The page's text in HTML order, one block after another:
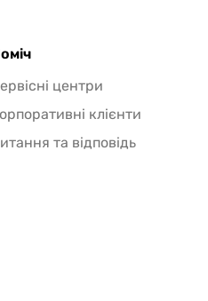
центри
клієнти
та відповідь